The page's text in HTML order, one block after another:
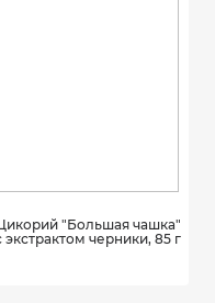
"Большая чашка"
экстрактом черники, 85 г